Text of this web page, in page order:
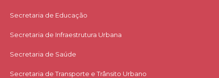
Secretaria de Educação
Secretaria de Infraestrutura Urbana
Secretaria de Saúde
Secretaria de Transporte e Trânsito Urbano